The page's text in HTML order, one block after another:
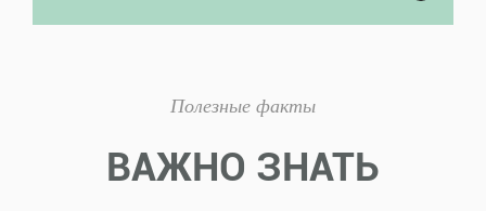
Полезные факты
ВАЖНО ЗНАТЬ